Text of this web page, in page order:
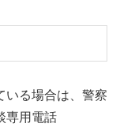
いる場合は、警察
専用電話